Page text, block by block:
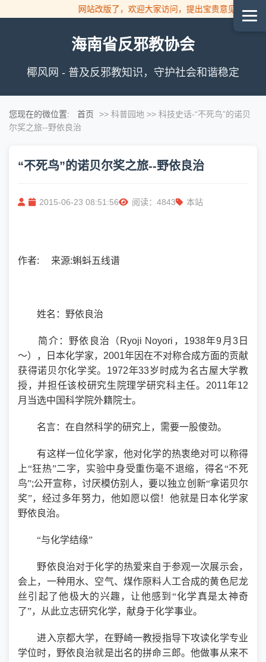
网站改版了，欢迎大家访问，提出宝贵意见！
海南省反邪教协会
椰风网 - 普及反邪教知识，守护社会和谐稳定
您现在的微位置: 首页 >> 科普园地 >> 科技史话-“不死鸟”的诺贝
尔奖之旅--野依良治
“不死鸟”的诺贝尔奖之旅--野依良治
2015-06-23 08:51:56 阅读：4843 本站
作者: 来源:蝌蚪五线谱
姓名：野依良治
简介：野依良治（ Ryoji Noyori ， 1938年9 月 3日
～），日本化学家， 2001年因在不对称合成方面的贡献
获得诺贝尔化学奖。 1972年33岁时成为名古屋大学教
授，并担任该校研究生院理学研究科主任。 2011年12
月当选中国科学院外籍院士。
名言：在自然科学的研究上，需要一股傻劲。
有这样一位化学家，他对化学的热衷绝对可以称得
上“狂热”二字，实验中身受重伤毫不退缩，得名“不死
鸟”;公开宣称，讨厌模仿别人，要以独立创新“拿诺贝尔
奖”，经过多年努力，他如愿以偿！他就是日本化学家
野依良治。
“与化学结缘”
野依良治对于化学的热爱来自于参观一次展示会，
会上，一种用水、空气、煤作原料人工合成的黄色尼龙
丝引起了他极大的兴趣，让他感到“化学真是太神奇
了”，从此立志研究化学，献身于化学事业。
进入京都大学，在野崎一教授指导下攻读化学专业
学位时，野依良治就是出名的拼命三郎。他做事从来不